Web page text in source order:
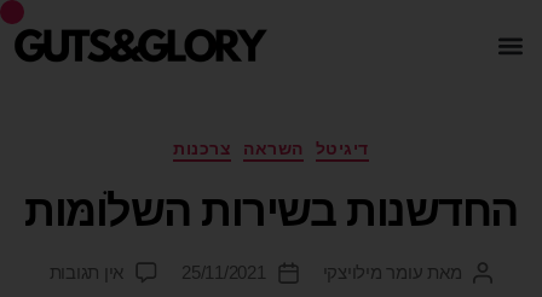
דיגיטל השראה צרכנות
החדשנות בשירות השלֹומּות
מאת עומר מילויצקי 25/11/2021 אין תגובות